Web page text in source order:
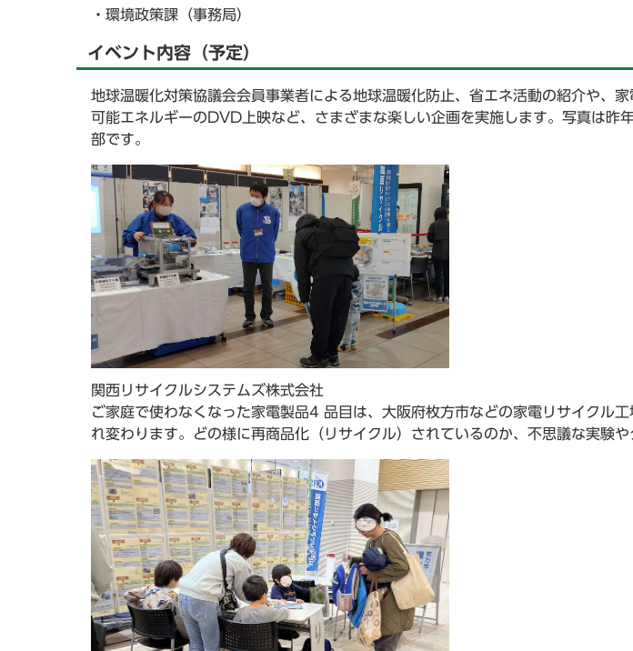
・環境政策課（事務局）
イベント内容（予定）
地球温暖化対策協議会会員事業者による地球温暖化防止、省エネ活動の紹介や、
可能エネルギーのDVD上映など、さまざまな楽しい企画を実施します。写真は昨
部です。
関西リサイクルシステムズ株式会社
ご家庭で使わなくなった家電製品4 品目は、大阪府枚方市などの家電リサイクル
れ変わります。どの様に再商品化（リサイクル）されているのか、不思議な実験や